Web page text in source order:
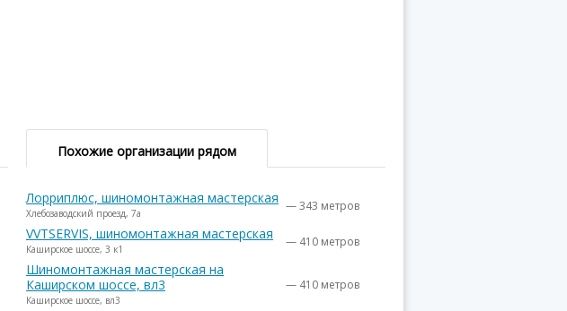
Похожие организации рядом
Лорриплюс, шиномонтажная мастерская
Хлебозаводский проезд, 7а — 343 метров
VVTSERVIS, шиномонтажная мастерская
Каширское шоссе, 3 к1 — 410 метров
Шиномонтажная мастерская на
Каширском шоссе, вл3
Каширское шоссе, вл3
— 410 метров